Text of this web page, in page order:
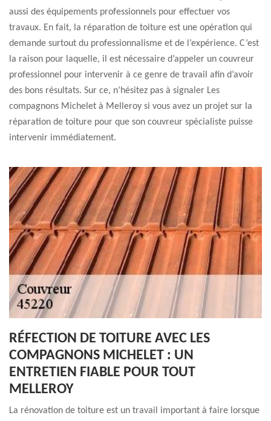
aussi des équipements professionnels pour effectuer vos
travaux. En fait, la réparation de toiture est une opération qui
demande surtout du professionnalisme et de l’expérience. C’est
la raison pour laquelle, il est nécessaire d’appeler un couvreur
professionnel pour intervenir à ce genre de travail afin d’avoir
des bons résultats. Sur ce, n’hésitez pas à signaler Les
compagnons Michelet à Melleroy si vous avez un projet sur la
réparation de toiture pour que son couvreur spécialiste puisse
intervenir immédiatement.
RÉFECTION DE TOITURE AVEC LES
COMPAGNONS MICHELET : UN
ENTRETIEN FIABLE POUR TOUT
MELLEROY
La rénovation de toiture est un travail important à faire lorsque